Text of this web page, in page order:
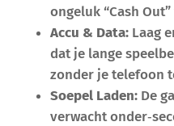
ongeluk “Cash
Accu & Data:Laag
dat je lange
zonder je telefoon
Soepel Laden:De
verwacht